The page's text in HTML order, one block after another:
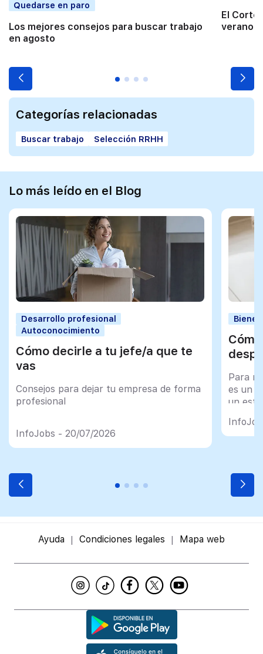
Quedarse en paro
Los mejores consejos para buscar trabajo
en agosto
El Corte
verano
Categorías relacionadas
Buscar trabajo Selección RRHH
Lo más leído en el Blog
Desarrollo profesional
Autoconocimiento
Cómo decirle a tu jefe/a que te
vas
Consejos para dejar tu empresa de forma
profesional
InfoJobs - 20/07/2026
Para
es un
un
Ayuda Condiciones legales Mapa web